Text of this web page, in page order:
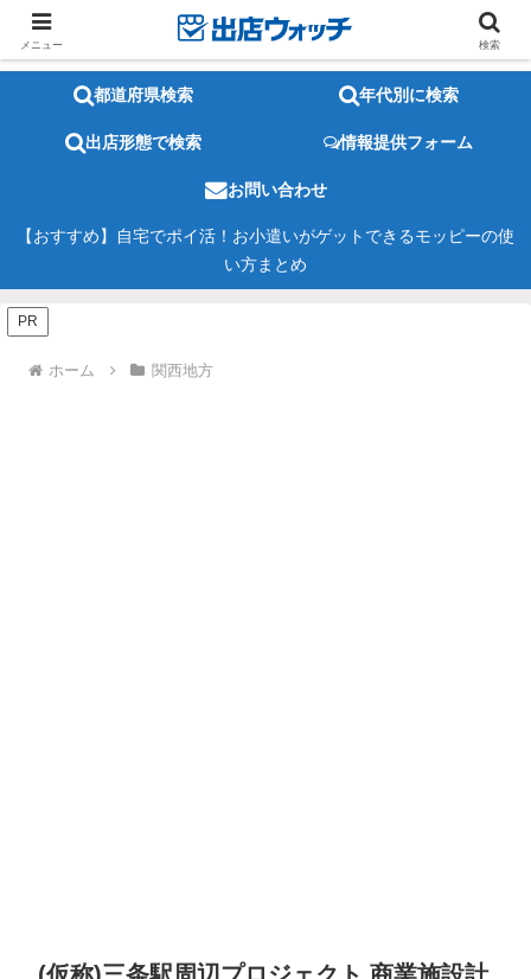
都道府県検索 年代別に検索
出店形態で検索 情報提供フォーム
お問い合わせ
【おすすめ】自宅でポイ活！お小遣いがゲットできるモッピーの使
い方まとめ
PR
ホーム 関西地方
メニュー 検索